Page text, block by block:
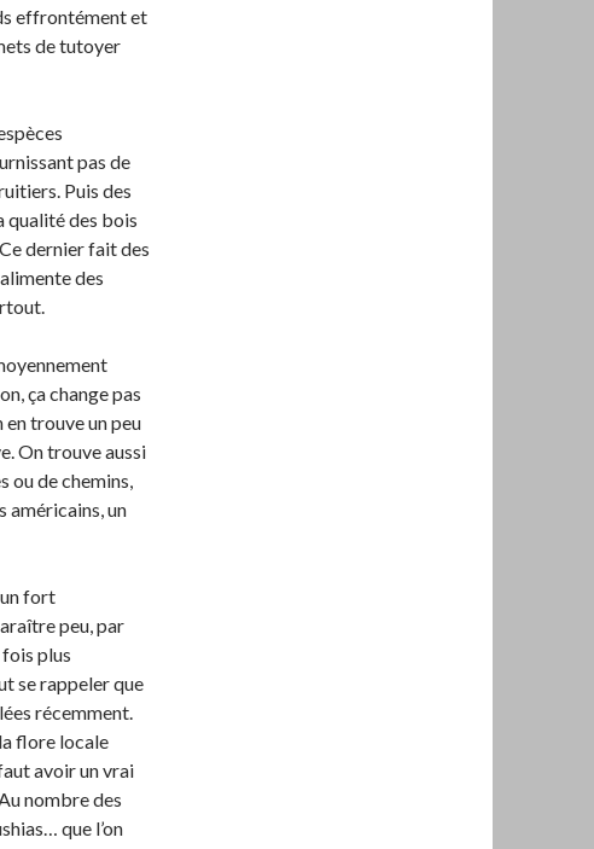
effrontément et
de tutoyer
pas de
Puis des
qualité des bois
dernier fait des
des
ça change pas
en trouve un peu
On trouve aussi
ou de chemins,
américains, un
fort
peu, par
plus
se rappeler que
récemment.
flore locale
avoir un vrai
nombre des
que l’on